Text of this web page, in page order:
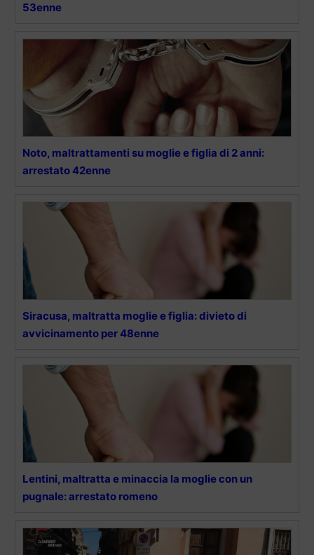
53enne
Noto, maltrattamenti su moglie e figlia di 2 anni:
arrestato 42enne
Siracusa, maltratta moglie e figlia: divieto di
avvicinamento per 48enne
Lentini, maltratta e minaccia la moglie con un
pugnale: arrestato romeno